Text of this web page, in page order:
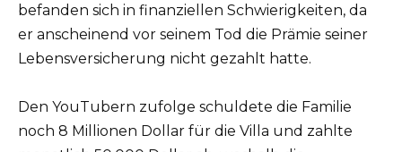
befanden sich in finanziellen Schwierigkeiten, da
er anscheinend vor seinem Tod die Prämie seiner
Lebensversicherung nicht gezahlt hatte.
Den YouTubern zufolge schuldete die Familie
noch 8 Millionen Dollar für die Villa und zahlte